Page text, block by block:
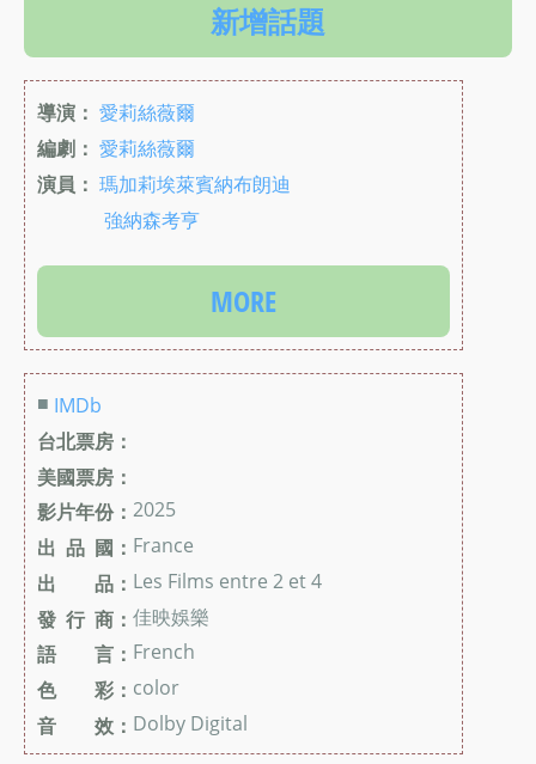
新增話題
導演： 愛莉絲薇爾
編劇： 愛莉絲薇爾
演員： 瑪加莉埃萊賓納布朗迪
強納森考亨
MORE
■ IMDb
台北票房：
美國票房：
影片年份： 2025
出 品 國： France
出 品： Les Films entre 2 et 4
發 行 商： 佳映娛樂
語 言： French
色 彩： color
音 效： Dolby Digital